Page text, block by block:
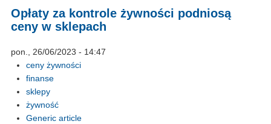
Opłaty za kontrole żywności podniosą
ceny w sklepach
pon., 26/06/2023 - 14:47
ceny żywności
finanse
sklepy
żywność
Generic article